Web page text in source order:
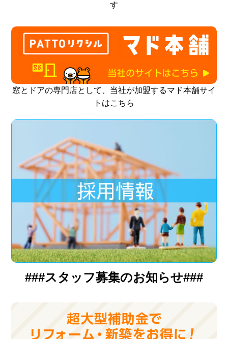
す
窓とドアの専門店として、当社が加盟するマド本舗サイ
トはこちら
###スタッフ募集のお知らせ###